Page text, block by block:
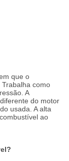
que o
como
A
do motor
usada. A alta
ao